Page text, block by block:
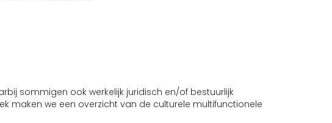
sommigen ook werkelijk juridisch en/of bestuurlijk
maken we een overzicht van de culturele multifunctionele